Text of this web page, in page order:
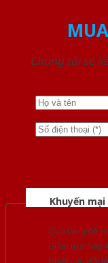
Chúng tôi sẽ
Khuyến mại
Quà tặng đồ
Giảm trực